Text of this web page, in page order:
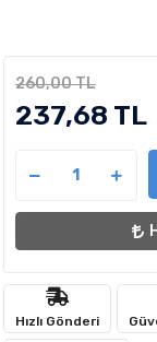
260,00 TL
237,68 TL
Hızlı Gönderi